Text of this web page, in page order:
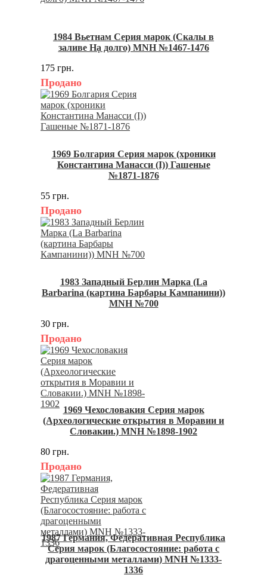
1984 Вьетнам Серия марок (Скалы в
заливе Hạ долго) MNH №1467-1476
175 грн.
Продано
1969 Болгария Серия марок (хроники
Константина Манасси (I)) Гашеные
№1871-1876
55 грн.
Продано
1983 Западный Берлин Марка (La
Barbarina (картина Барбары Кампанини))
MNH №700
30 грн.
Продано
1969 Чехословакия Серия марок
(Археологические открытия в Моравии и
Словакии.) MNH №1898-1902
80 грн.
Продано
1987 Германия, Федеративная Республика
Серия марок (Благосостояние: работа с
драгоценными металлами) MNH №1333-
1336